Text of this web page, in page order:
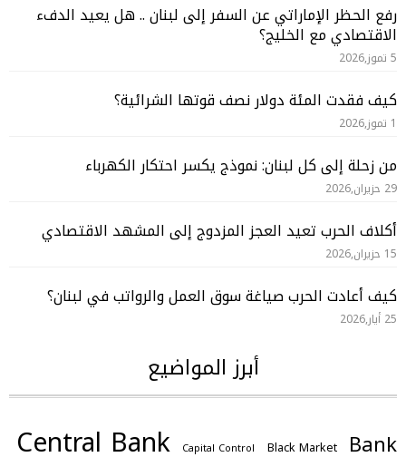
رفع الحظر الإماراتي عن السفر إلى لبنان .. هل يعيد الدفء
الاقتصادي مع الخليج؟
5 تموز,2026
كيف فقدت المئة دولار نصف قوتها الشرائية؟
1 تموز,2026
من زحلة إلى كل لبنان: نموذج يكسر احتكار الكهرباء
29 حزيران,2026
أكلاف الحرب تعيد العجز المزدوج إلى المشهد الاقتصادي
15 حزيران,2026
كيف أعادت الحرب صياغة سوق العمل والرواتب في لبنان؟
25 أيار,2026
أبرز المواضيع
Bank
Black Market
Capital Control
Central Bank